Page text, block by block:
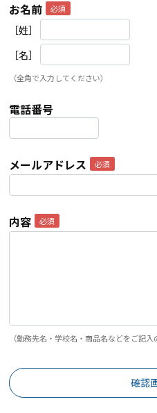
お名前
［姓］
［名］
（全角で入力してください）
電話番号
メールアドレス
内容
（勤務先名・学校名・商品名などをご記入